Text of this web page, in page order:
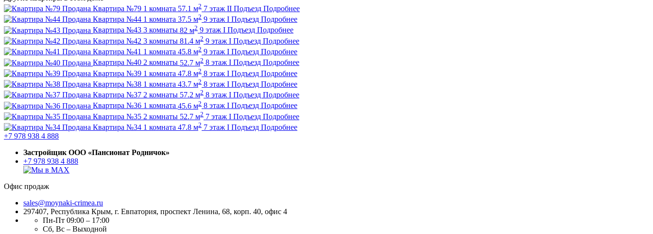
Продана Квартира №79 1 комната 57.1 м2 7 этаж II Подъезд Подробнее
Продана Квартира №44 1 комната 37.5 м2 9 этаж I Подъезд Подробнее
Продана Квартира №43 3 комнаты 82 м2 9 этаж I Подъезд Подробнее
Продана Квартира №42 3 комнаты 81.4 м2 9 этаж I Подъезд Подробнее
Продана Квартира №41 1 комната 45.8 м2 9 этаж I Подъезд Подробнее
Продана Квартира №40 2 комнаты 52.7 м2 8 этаж I Подъезд Подробнее
Продана Квартира №39 1 комната 47.8 м2 8 этаж I Подъезд Подробнее
Продана Квартира №38 1 комната 43.7 м2 8 этаж I Подъезд Подробнее
Продана Квартира №37 2 комнаты 57.2 м2 8 этаж I Подъезд Подробнее
Продана Квартира №36 1 комната 45.6 м2 8 этаж I Подъезд Подробнее
Продана Квартира №35 2 комнаты 52.7 м2 7 этаж I Подъезд Подробнее
Продана Квартира №34 1 комната 47.8 м2 7 этаж I Подъезд Подробнее
+7 978 938 4 888
Застройщик ООО «Пансионат Родничок»
+7 978 938 4 888
Офис продаж
sales@moynaki-crimea.ru
297407, Республика Крым, г. Евпатория, проспект Ленина, 68, корп. 40, офис 4
Пн-Пт 09:00 – 17:00
Сб, Вс – Выходной